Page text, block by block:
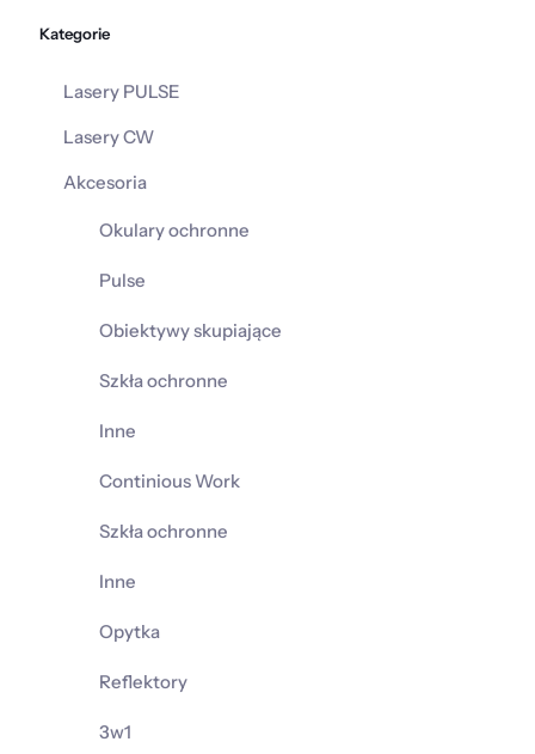
Kategorie
Lasery PULSE
Lasery CW
Akcesoria
Okulary ochronne
Pulse
Obiektywy skupiające
Szkła ochronne
Inne
Continious Work
Szkła ochronne
Inne
Opytka
Reflektory
3w1